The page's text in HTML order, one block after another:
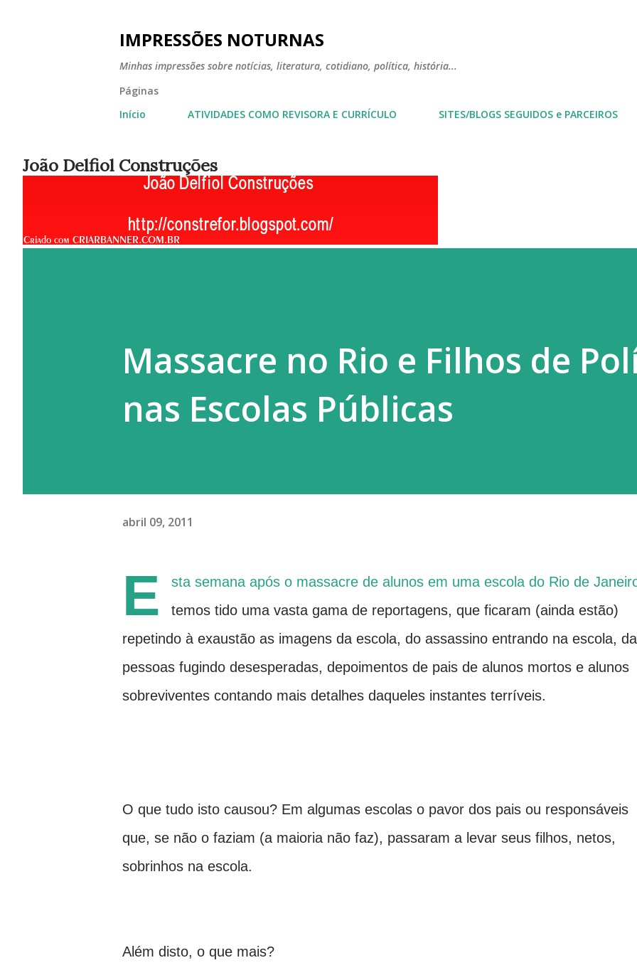
IMPRESSÕES NOTURNAS
Minhas impressões sobre notícias, literatura, cotidiano, política, história...
Páginas
Início
ATIVIDADES COMO REVISORA E CURRÍCULO SITES/BLOGS SEGUIDOS e PARCEIROS
João Delfiol Construções
Massacre no Rio e Filhos de
nas Escolas Públicas
abril 09, 2011
E
sta semana após o massacre de alunos em uma escola do Rio de
temos tido uma vasta gama de reportagens, que ficaram (ainda estão)
repetindo à exaustão as imagens da escola, do assassino entrando na escola,
pessoas fugindo desesperadas, depoimentos de pais de alunos mortos e alunos
sobreviventes contando mais detalhes daqueles instantes terríveis.
O que tudo isto causou? Em algumas escolas o pavor dos pais ou responsáveis
que, se não o faziam (a maioria não faz), passaram a levar seus filhos, netos,
sobrinhos na escola.
Além disto, o que mais?